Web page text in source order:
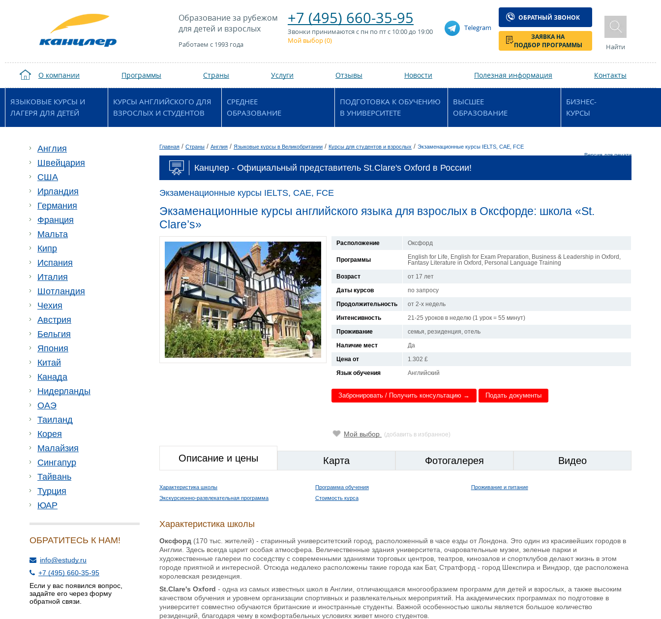
Образование за рубежом
для детей и взрослых
Работаем с 1993 года
+7 (495) 660-35-95
Звонки принимаются с пн по пт с 10:00 до 19:00
Мой выбор (0)
Telegram
ОБРАТНЫЙ ЗВОНОК
ЗАЯВКА НА
ПОДБОР ПРОГРАММЫ
Найти
О компании Программы Страны Услуги Отзывы Новости Полезная информация Контакты
ЯЗЫКОВЫЕ КУРСЫ И
ЛАГЕРЯ ДЛЯ ДЕТЕЙ
КУРСЫ АНГЛИЙСКОГО ДЛЯ
ВЗРОСЛЫХ И СТУДЕНТОВ
СРЕДНЕЕ
ОБРАЗОВАНИЕ
ПОДГОТОВКА К ОБУЧЕНИЮ
В УНИВЕРСИТЕТЕ
ВЫСШЕЕ
ОБРАЗОВАНИЕ
БИЗНЕС-
КУРСЫ
Англия
Швейцария
США
Ирландия
Германия
Франция
Мальта
Кипр
Испания
Италия
Шотландия
Чехия
Австрия
Бельгия
Япония
Китай
Канада
Нидерланды
ОАЭ
Таиланд
Корея
Малайзия
Сингапур
Тайвань
Турция
ЮАР
ОБРАТИТЕСЬ К НАМ!
info@estudy.ru
+7 (495) 660-35-95
Если у вас появился вопрос,
задайте его через форму
обратной связи.
Главная / Страны / Англия / Языковые курсы в Великобритании / Курсы для студентов и взрослых / Экзаменационные курсы IELTS, CAE, FCE
Версия для печати
Канцлер - Официальный представитель St.Clare's Oxford в России!
Экзаменационные курсы IELTS, CAE, FCE
Экзаменационные курсы английского языка для взрослых в Оксфорде: школа «St.
Clare’s»
Расположение Оксфорд
Программы
English for Life, English for Exam Preparation, Business & Leadership in Oxford,
Fantasy Literature in Oxford, Personal Language Training
Возраст
от 17 лет
Даты курсов
по запросу
Продолжительность
от 2-х недель
Интенсивность
21-25 уроков в неделю (1 урок = 55 минут)
Проживание
семья, резиденция, отель
Наличие мест
Да
Цена от
1.302 £
Язык обучения
Английский
Забронировать / Получить консультацию → Подать документы
Мой выбор (добавить в избранное)
Описание и цены Карта Фотогалерея Видео
Характеристика школы Программа обучения
Проживание и питание
Экскурсионно-развлекательная программа
Стоимость курса
Характеристика школы
Оксфорд (170 тыс. жителей) - старинный университетский город, расположенный в часе езды от Лондона. Это один из красивейших городов в
Англии. Здесь всегда царит особая атмосфера. Величественные здания университета, очаровательные музеи, зеленые парки и
художественные галереи по соседству с современными зданиями торговых центров, театров, кинозалов и спортклубов делают жизнь в этом
городе приятной и интересной. Отсюда недалеко расположены такие города как Бат, Стратфорд - город Шекспира и Виндзор, где расположена
королевская резиденция.
St.Clare's Oxford - одна из самых известных школ в Англии, отличающаяся многообразием программ для детей и взрослых, а также высоким
качеством обучения и уровнем организации спортивных и развлекательных мероприятий. На академических программах по подготовке в
университет совместно обучаются британские и иностранные студенты. Важной особенностью школы является большое количество
резиденций, благодаря чему в комфортабельных условиях живет много студентов.